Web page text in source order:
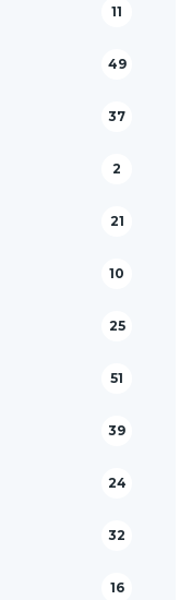
11
49
37
2
21
10
25
51
39
24
32
16